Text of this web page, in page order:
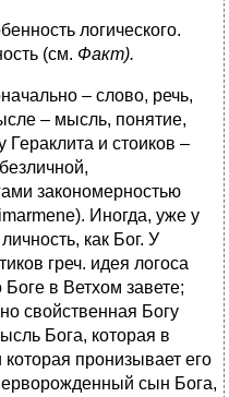
логического.
(см. Факт).
– слово, речь,
– мысль, понятие,
и стоиков –
закономерностью
Иногда, уже у
как Бог. У
греч. идея логоса
в Ветхом завете;
свойственная Богу
Бога, которая в
пронизывает его
сын Бога,